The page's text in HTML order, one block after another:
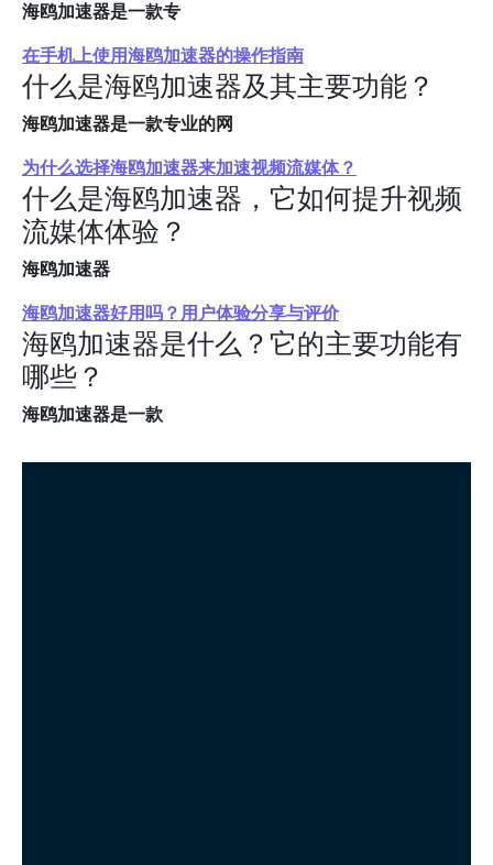
海鸥加速器是一款专
在手机上使用海鸥加速器的操作指南
什么是海鸥加速器及其主要功能？
海鸥加速器是一款专业的网
为什么选择海鸥加速器来加速视频流媒体？
什么是海鸥加速器，它如何提升视频
流媒体体验？
海鸥加速器
海鸥加速器好用吗？用户体验分享与评价
海鸥加速器是什么？它的主要功能有
哪些？
海鸥加速器是一款